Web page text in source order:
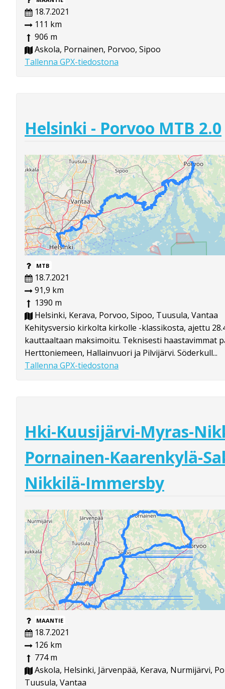
18.7.2021
111 km
906 m
Askola, Pornainen, Porvoo, Sipoo
Tallenna GPX-tiedostona
Helsinki - Porvoo MTB 2.0
MTB
18.7.2021
91,9 km
1390 m
Helsinki, Kerava, Porvoo, Sipoo, Tuusula, Vantaa
Kehitysversio kirkolta kirkolle -klassikosta, ajettu
kauttaaltaan maksimoitu. Teknisesti haastavimmat
Herttoniemeen, Hallainvuori ja Pilvijärvi. Söderkull...
Tallenna GPX-tiedostona
Hki-Kuusijärvi-Myras-
Pornainen-Kaarenkylä-
Nikkilä-Immersby
MAANTIE
18.7.2021
126 km
774 m
Askola, Helsinki, Järvenpää, Kerava, Nurmijärvi,
Tuusula, Vantaa